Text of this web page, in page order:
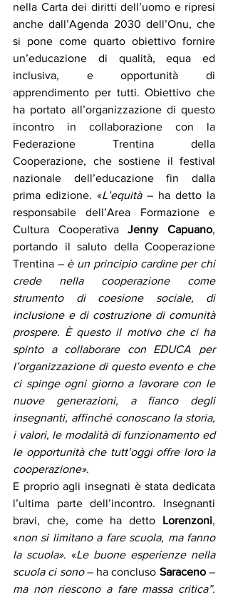
nella Carta dei diritti dell’uomo e ripresi
anche dall’Agenda 2030 dell’Onu, che
si pone come quarto obiettivo fornire
un’educazione di qualità, equa ed
inclusiva, e opportunità di
apprendimento per tutti. Obiettivo che
ha portato all’organizzazione di questo
incontro in collaborazione con la
Federazione Trentina della
Cooperazione, che sostiene il festival
nazionale dell’educazione fin dalla
prima edizione. «L’equità – ha detto la
responsabile dell’Area Formazione e
Cultura Cooperativa Jenny Capuano,
portando il saluto della Cooperazione
Trentina – è un principio cardine per chi
crede nella cooperazione come
strumento di coesione sociale, di
inclusione e di costruzione di comunità
prospere. È questo il motivo che ci ha
spinto a collaborare con EDUCA per
l’organizzazione di questo evento e che
ci spinge ogni giorno a lavorare con le
nuove generazioni, a fianco degli
insegnanti, affinché conoscano la storia,
i valori, le modalità di funzionamento ed
le opportunità che tutt’oggi offre loro la
cooperazione».
E proprio agli insegnati è stata dedicata
l’ultima parte dell’incontro. Insegnanti
bravi, che, come ha detto Lorenzoni,
«non si limitano a fare scuola, ma fanno
la scuola». «Le buone esperienze nella
scuola ci sono – ha concluso Saraceno
ma non riescono a fare massa critica”.